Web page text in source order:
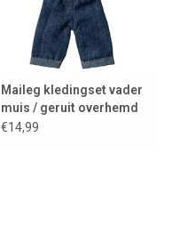
Maileg kledingset vader
muis / geruit overhemd
en jeans
€14,99